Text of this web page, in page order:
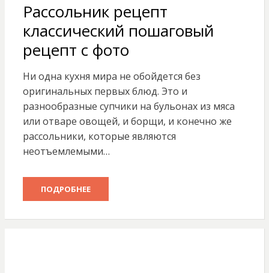
Рассольник рецепт
классический пошаговый
рецепт с фото
Ни одна кухня мира не обойдется без
оригинальных первых блюд. Это и
разнообразные супчики на бульонах из мяса
или отваре овощей, и борщи, и конечно же
рассольники, которые являются
неотъемлемыми…
ПОДРОБНЕЕ